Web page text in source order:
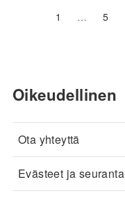
1 … 5
Oikeudellinen
Ota yhteyttä
Evästeet ja seuranta